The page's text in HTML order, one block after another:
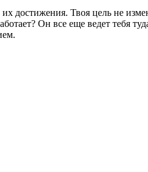
достижения. Твоя цель не
Он все еще ведет тебя